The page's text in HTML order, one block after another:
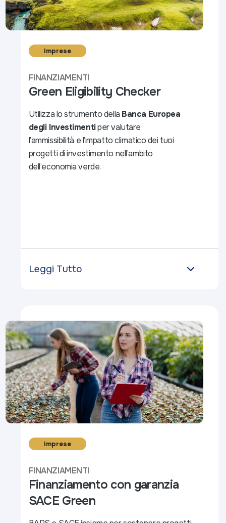
Imprese
FINANZIAMENTI
Green Eligibility Checker
Utilizza lo strumento della Banca Europea
degli Investimentiper valutare
l’ammissibilità e l’impatto climatico dei tuoi
progetti di investimento nell’ambito
dell’economia verde.
Leggi Tutto
Imprese
FINANZIAMENTI
Finanziamento con garanzia
SACE Green